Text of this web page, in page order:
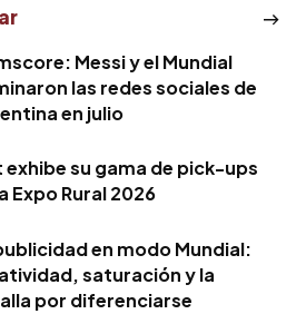
Messi y el Mundial
las redes sociales de
en julio
exhibe su gama de pick-ups
Expo Rural 2026
en modo Mundial:
saturación y la
por diferenciarse